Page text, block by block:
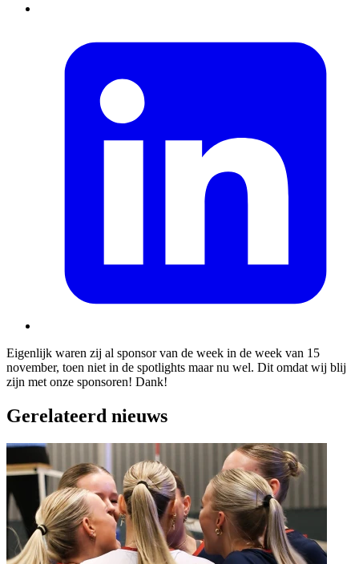
Eigenlijk waren zij al sponsor van de week in de week van 15
november, toen niet in de spotlights maar nu wel. Dit omdat wij blij
zijn met onze sponsoren! Dank!
Gerelateerd nieuws